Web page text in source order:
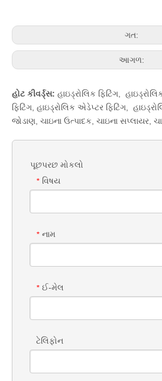
ગત:
આગળ:
હોટ કીવર્ડ્સ: હાઇડ્રોલિક ફિટિંગ
ફિટિંગ હાઇડ્રોલિક એડેપ્ટર ફિટિંગ
જોડાણ ચાઇના ઉત્પાદક, ચાઇના સપ્લાયર,
પૂછપરછ મોકલો
* વિષય
* નામ
* ઈ-મેલ
ટેલિફોન